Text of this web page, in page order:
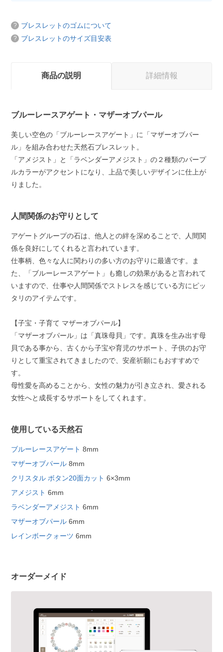
ブレスレットのゴムについて
ブレスレットのサイズ目安表
商品の説明 詳細情報
ブルーレースアゲート・マザーオブパール
美しい空色の「ブルーレースアゲート」に「マザーオブパー
ル」を組み合わせた天然石ブレスレット。
「アメジスト」と「ラベンダーアメジスト」の２種類のパープ
ルカラーがアクセントになり、上品で美しいデザインに仕上が
りました。
人間関係のお守りとして
アゲートグループの石は、他人との絆を深めることで、人間関
係を良好にしてくれると言われています。
仕事柄、色々な人に関わりの多い方のお守りに最適です。ま
た、「ブルーレースアゲート」も癒しの効果があると言われて
いますので、仕事や人間関係でストレスを感じている方にピッ
タリのアイテムです。
【子宝・子育て マザーオブパール】
「マザーオブパール」は「真珠母貝」です。真珠を生み出す母
貝である事から、古くから子宝や育児のサポート、子供のお守
りとして重宝されてきましたので、安産祈願にもおすすめで
す。
母性愛を高めることから、女性の魅力が引き立され、愛される
女性へと成長するサポートをしてくれます。
使用している天然石
ブルーレースアゲート 8mm
マザーオブパール 8mm
クリスタル ボタン20面カット 6×3mm
アメジスト 6mm
ラベンダーアメジスト 6mm
マザーオブパール 6mm
レインボークォーツ 6mm
オーダーメイド